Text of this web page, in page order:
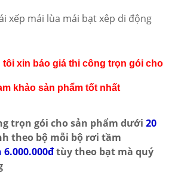
xếp mái lùa mái bạt xêp di động
tôi xin báo giá thi công trọn gói cho
khảo sản phẩm tốt nhất
trọn gói cho sản phẩm dưới 20
theo bộ mỗi bộ rơi tầm
6.000.000đtùy theo bạt mà quý